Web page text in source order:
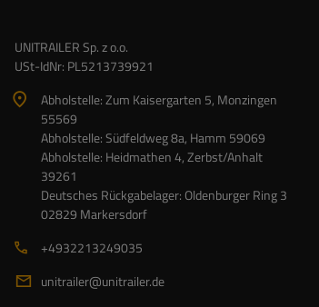
UNITRAILER Sp. z o.o.
USt-IdNr: PL5213739921
Abholstelle: Zum Kaisergarten 5, Monzingen
55569
Abholstelle: Südfeldweg 8a, Hamm 59069
Abholstelle: Heidmathen 4, Zerbst/Anhalt
39261
Deutsches Rückgabelager: Oldenburger Ring 3
02829 Markersdorf
+4932213249035
unitrailer@unitrailer.de